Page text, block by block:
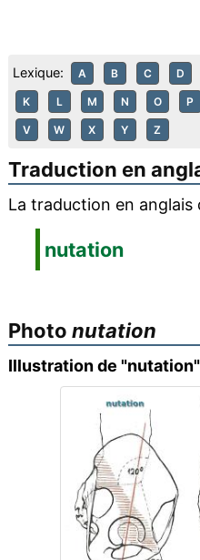
Lexique: A B C D
K L M N O P
V W X Y Z
Traduction en
La traduction en anglais
nutation
Photo nutation
Illustration de "nutation"